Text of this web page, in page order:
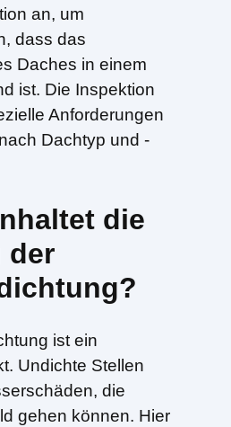
an, um
dass das
Daches in einem
ist. Die Inspektion
Anforderungen
Dachtyp und -
die
der
ist ein
Undichte Stellen
die
gehen können. Hier